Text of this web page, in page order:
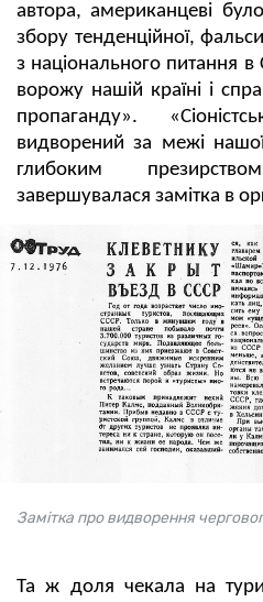
автора, американцеві
збору тенденційної,
з національного питання в
ворожу нашій країні і
пропаганду».
видворений за межі
глибоким
завершувалася замітка в
Замітка про видворення
Та ж доля чекала на